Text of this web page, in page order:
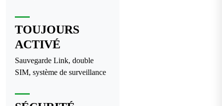
TOUJOURS
ACTIVÉ
Sauvegarde Link, double
SIM, système de surveillance